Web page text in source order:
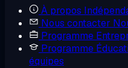
À propos
Nous contacter
Programme
Programme
équipes